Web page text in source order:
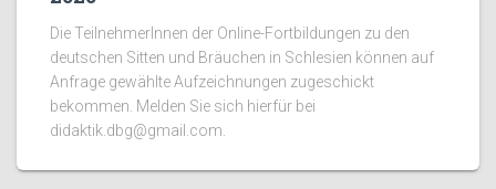
Die TeilnehmerInnen der Online-Fortbildungen zu den
deutschen Sitten und Bräuchen in Schlesien können auf
Anfrage gewählte Aufzeichnungen zugeschickt
bekommen. Melden Sie sich hierfür bei
didaktik.dbg@gmail.com.